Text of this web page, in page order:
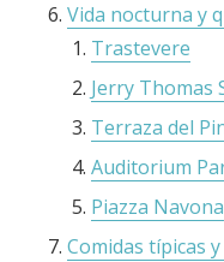
Vida nocturna y
Trastevere
Jerry Thomas
Terraza del
Auditorium
Piazza Navona
Comidas típicas